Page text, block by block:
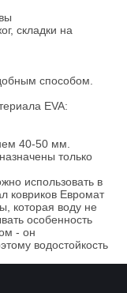
складки на
способом.
EVA:
40-50 мм.
только
использовать в
ковриков Евромат
которая воду не
особенность
- он
водостойкость